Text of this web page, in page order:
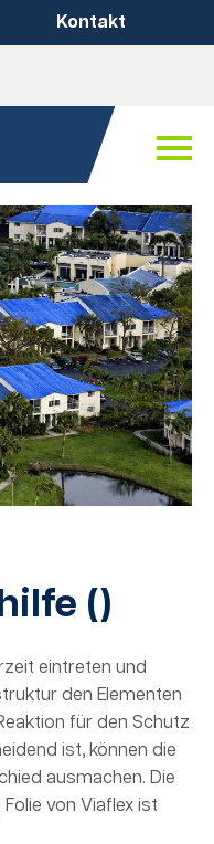
Kontakt
()
eintreten und
den Elementen
für den Schutz
ist, können die
ausmachen. Die
von Viaflex ist